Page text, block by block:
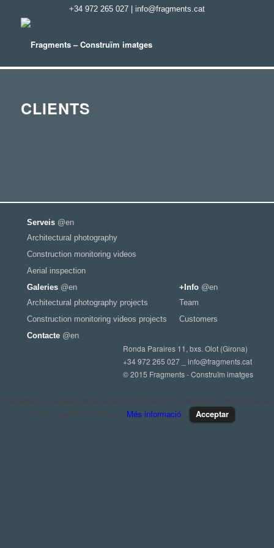
+34 972 265 027| info@fragments.cat
CLIENTS
Serveis@en
Architectural photography
Construction monitoring videos
Aerial inspection
Galeries@en
Architectural photography projects
Construction monitoring videos projects
+Info@en
Team
Customers
Contacte@en
Ronda Paraires 11, bxs. Olot (Girona)
+34 972 265 027 _info@fragments.cat
© 2015 Fragments - Construïm imatges
Més informació Acceptar